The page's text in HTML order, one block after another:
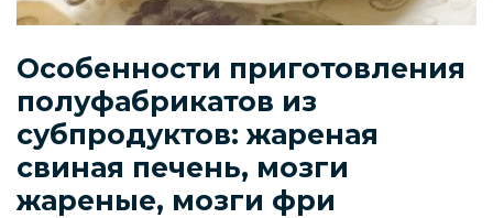
Особенности приготовления
полуфабрикатов из
субпродуктов: жареная
свиная печень, мозги
жареные, мозги фри